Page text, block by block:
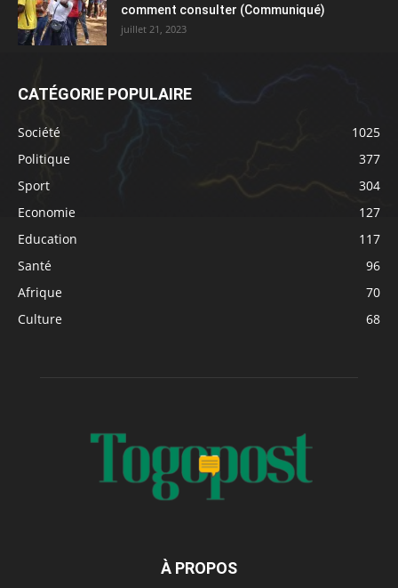
comment consulter (Communiqué)
juillet 21, 2023
CATÉGORIE POPULAIRE
Société
1025
Politique
377
Sport
304
Economie
127
Education
117
Santé
96
Afrique
70
Culture
68
À PROPOS